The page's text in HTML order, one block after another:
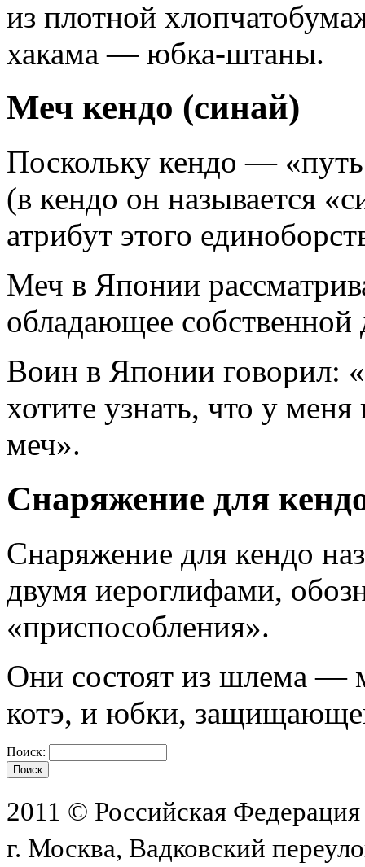
из плотной
хакама — юбка-штаны.
Меч кендо (синай)
Поскольку кендо — «путь
(в кендо он называется
атрибут этого
Меч в Японии
обладающее
Воин в Японии говорил:
хотите узнать, что у
меч».
Снаряжение для
Снаряжение для кендо
двумя иероглифами,
«приспособления».
Они состоят из шлема —
котэ, и юбки,
Поиск:
2011 © Российская
г. Москва, Вадковский